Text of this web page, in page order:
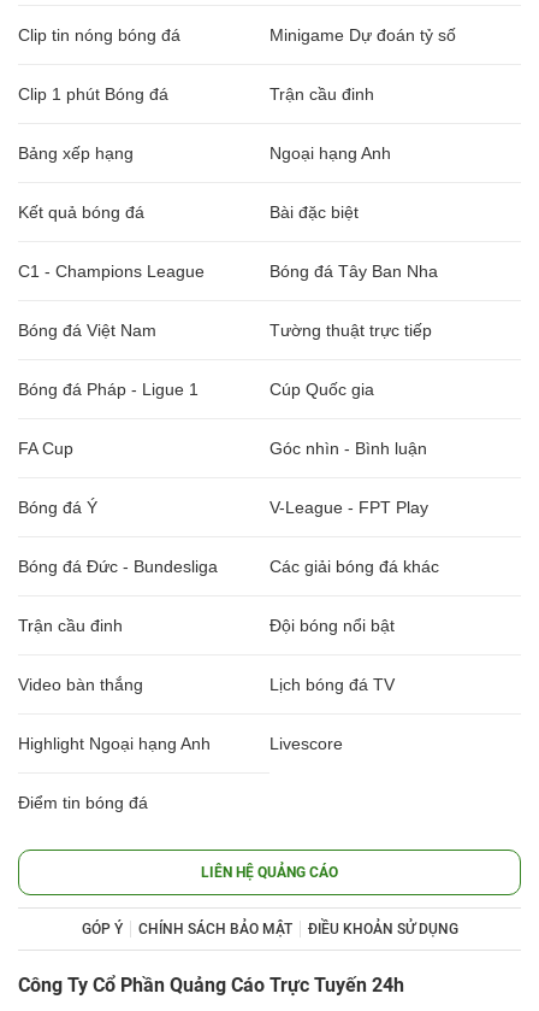
Clip tin nóng bóng đá Minigame Dự đoán tỷ số
Clip 1 phút Bóng đá Trận cầu đinh
Bảng xếp hạng Ngoại hạng Anh
Kết quả bóng đá Bài đặc biệt
C1 - Champions League Bóng đá Tây Ban Nha
Bóng đá Việt Nam Tường thuật trực tiếp
Bóng đá Pháp - Ligue 1 Cúp Quốc gia
FA Cup Góc nhìn - Bình luận
Bóng đá Ý V-League - FPT Play
Bóng đá Đức - Bundesliga Các giải bóng đá khác
Trận cầu đinh Đội bóng nổi bật
Video bàn thắng Lịch bóng đá TV
Highlight Ngoại hạng Anh Livescore
Điểm tin bóng đá
LIÊN HỆ QUẢNG CÁO
GÓP Ý CHÍNH SÁCH BẢO MẬT ĐIỀU KHOẢN SỬ DỤNG
Công Ty Cổ Phần Quảng Cáo Trực Tuyến 24h